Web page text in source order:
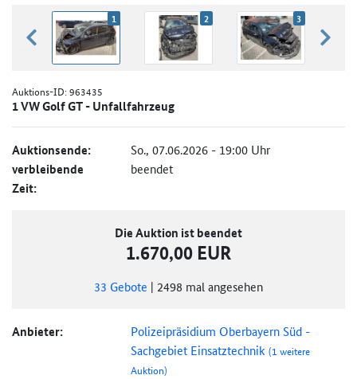
zurück blättern
1 2 3
Auktions-ID:963435
1 VW Golf GT - Unfallfahrzeug
Auktionsende: So., 07.06.2026 - 19:00 Uhr
verbleibende
Zeit:
beendet
Die Auktion ist beendet
1.670,00 EUR
33 Gebote | 2498 mal angesehen
Anbieter:
Polizeipräsidium Oberbayern Süd -
Sachgebiet Einsatztechnik(1 weitere
Auktion)